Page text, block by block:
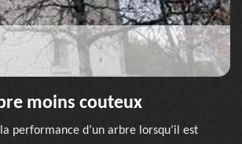
moins couteux
performance d’un arbre lorsqu’il est